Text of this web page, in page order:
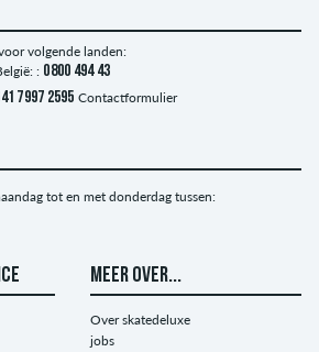
volgende landen:
: 0800 494 43
7997 2595 Contactformulier
tot en met donderdag tussen:
MEER OVER...
Over skatedeluxe
jobs